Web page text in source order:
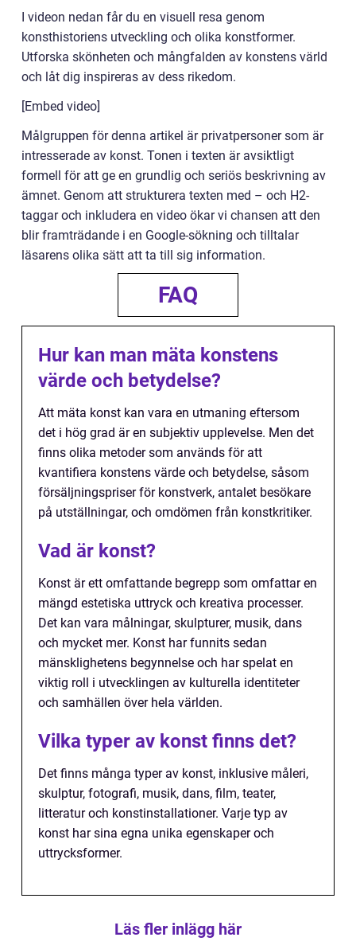
I videon nedan får du en visuell resa genom
konsthistoriens utveckling och olika konstformer.
Utforska skönheten och mångfalden av konstens värld
och låt dig inspireras av dess rikedom.
[Embed video]
Målgruppen för denna artikel är privatpersoner som är
intresserade av konst. Tonen i texten är avsiktligt
formell för att ge en grundlig och seriös beskrivning av
ämnet. Genom att strukturera texten med – och H2-
taggar och inkludera en video ökar vi chansen att den
blir framträdande i en Google-sökning och tilltalar
läsarens olika sätt att ta till sig information.
FAQ
Hur kan man mäta konstens
värde och betydelse?
Att mäta konst kan vara en utmaning eftersom
det i hög grad är en subjektiv upplevelse. Men det
finns olika metoder som används för att
kvantifiera konstens värde och betydelse, såsom
försäljningspriser för konstverk, antalet besökare
på utställningar, och omdömen från konstkritiker.
Vad är konst?
Konst är ett omfattande begrepp som omfattar en
mängd estetiska uttryck och kreativa processer.
Det kan vara målningar, skulpturer, musik, dans
och mycket mer. Konst har funnits sedan
mänsklighetens begynnelse och har spelat en
viktig roll i utvecklingen av kulturella identiteter
och samhällen över hela världen.
Vilka typer av konst finns det?
Det finns många typer av konst, inklusive måleri,
skulptur, fotografi, musik, dans, film, teater,
litteratur och konstinstallationer. Varje typ av
konst har sina egna unika egenskaper och
uttrycksformer.
Läs fler inlägg här